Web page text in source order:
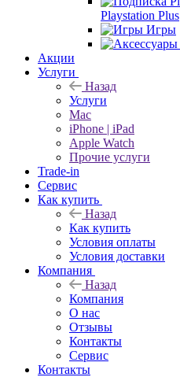
Playstation Plus
Игры
Акции
Услуги
Назад
Услуги
Mac
iPhone | iPad
Apple Watch
Прочие услуги
Trade-in
Сервис
Как купить
Назад
Как купить
Условия оплаты
Условия доставки
Компания
Назад
Компания
О нас
Отзывы
Контакты
Сервис
Контакты